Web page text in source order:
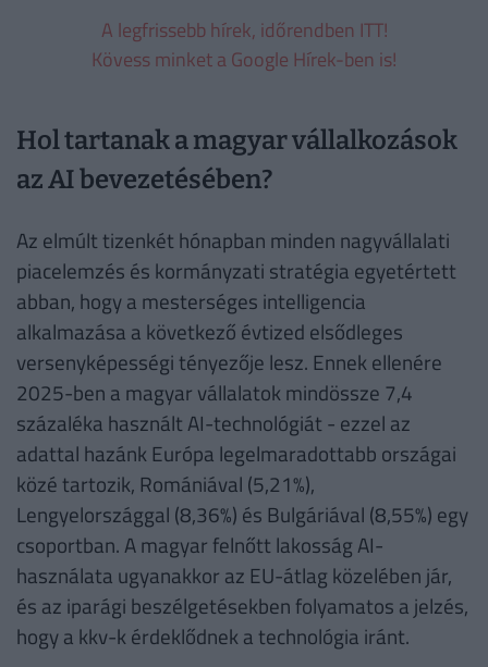
A legfrissebb hírek, időrendben ITT!
Kövess minket a Google Hírek-ben is!
Hol tartanak a magyar vállalkozások
az AI bevezetésében?
Az elmúlt tizenkét hónapban minden nagyvállalati
piacelemzés és kormányzati stratégia egyetértett
abban, hogy a mesterséges intelligencia
alkalmazása a következő évtized elsődleges
versenyképességi tényezője lesz. Ennek ellenére
2025-ben a magyar vállalatok mindössze 7,4
százaléka használt AI-technológiát - ezzel az
adattal hazánk Európa legelmaradottabb országai
közé tartozik, Romániával (5,21%),
Lengyelországgal (8,36%) és Bulgáriával (8,55%) egy
csoportban. A magyar felnőtt lakosság AI-
használata ugyanakkor az EU-átlag közelében jár,
és az iparági beszélgetésekben folyamatos a jelzés,
hogy a kkv-k érdeklődnek a technológia iránt.